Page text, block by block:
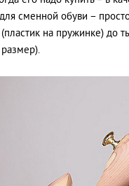
сменной обуви –
на пружинке) до